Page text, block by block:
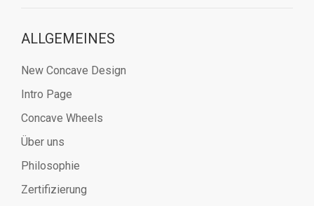
ALLGEMEINES
New Concave Design
Intro Page
Concave Wheels
Über uns
Philosophie
Zertifizierung